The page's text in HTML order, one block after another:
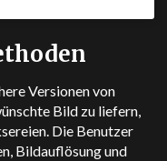
Versionen von
Bild zu liefern,
Die Benutzer
Bildauflösung und